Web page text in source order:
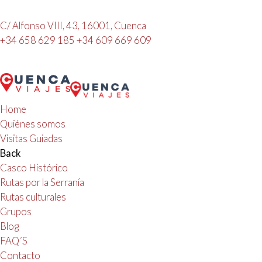
C/ Alfonso VIII, 43, 16001, Cuenca
+34 658 629 185 +34 609 669 609
Home
Quiénes somos
Visitas Guiadas
Back
Casco Histórico
Rutas por la Serranía
Rutas culturales
Grupos
Blog
FAQ´S
Contacto